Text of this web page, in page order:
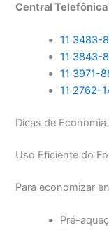
Central Telefônica
11 3483-
11 3843-
11 3971-
11 2762-
Dicas de Economia
Uso Eficiente do
Para economizar
Pré-